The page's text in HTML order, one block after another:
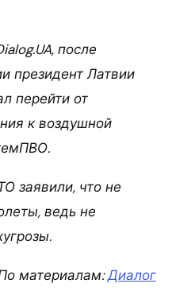
после
президент Латвии
перейти от
к воздушной
заявили, что не
ведь не
материалам:Диалог